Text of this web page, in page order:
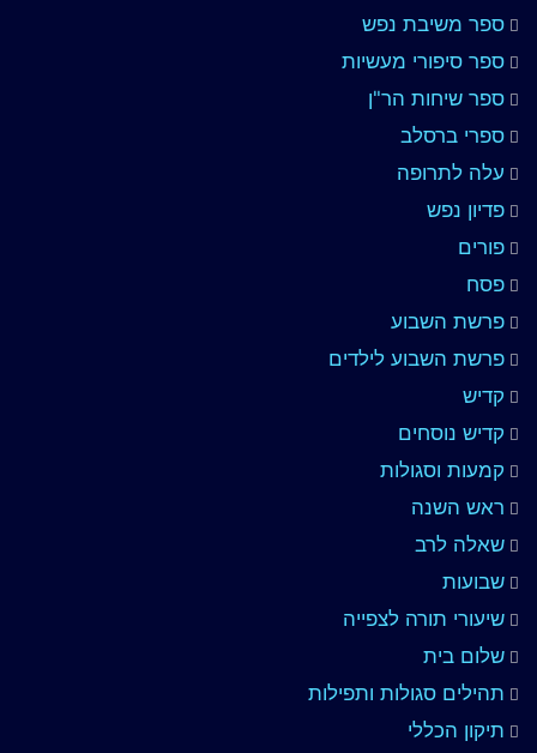
ספר משיבת נפש
ספר סיפורי מעשיות
ספר שיחות הר"ן
ספרי ברסלב
עלה לתרופה
פדיון נפש
פורים
פסח
פרשת השבוע
פרשת השבוע לילדים
קדיש
קדיש נוסחים
קמעות וסגולות
ראש השנה
שאלה לרב
שבועות
שיעורי תורה לצפייה
שלום בית
תהילים סגולות ותפילות
תיקון הכללי